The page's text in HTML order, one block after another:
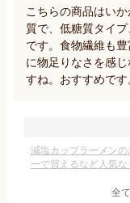
こちらの商品はい
質で、低糖質タイ
です。食物繊維も
に物足りなさを感
すね。おすすめです
減塩カップラーメン
ーで買えるなど人気な
全